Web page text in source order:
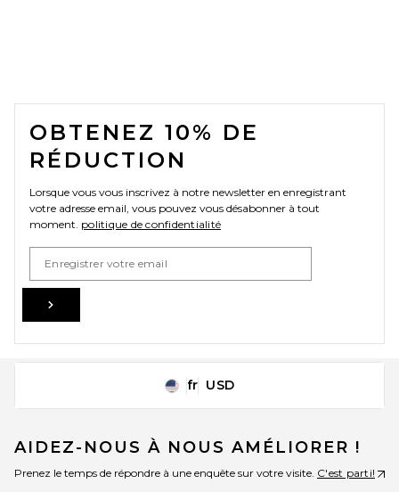
FOOTER
OBTENEZ 10% DE
RÉDUCTION
Lorsque vous vous inscrivez à notre newsletter en enregistrant
votre adresse email, vous pouvez vous désabonner à tout
moment. politique de confidentialité
Change Country Regions
fr USD
AIDEZ-NOUS À NOUS AMÉLIORER !
Prenez le temps de répondre à une enquête sur votre visite. C'est parti!